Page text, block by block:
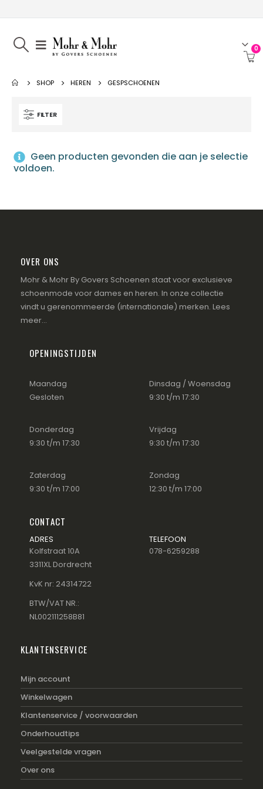
0
SHOP HEREN GESPSCHOENEN
FILTER
Geen producten gevonden die aan je selectie
voldoen.
OVER ONS
Mohr & Mohr By Govers Schoenen staat voor exclusieve
schoenmode voor dames en heren. In onze collectie
vindt u gerenommeerde (internationale) merken. Lees
meer...
OPENINGSTIJDEN
Maandag
Gesloten
Dinsdag / Woensdag
9:30 t/m 17:30
Donderdag
9:30 t/m 17:30
Vrijdag
9:30 t/m 17:30
Zaterdag
9:30 t/m 17:00
Zondag
12:30 t/m 17:00
CONTACT
ADRES
Kolfstraat 10A
3311XL Dordrecht
KvK nr: 24314722
BTW/VAT NR.:
NL002111258B81
TELEFOON
078-6259288
KLANTENSERVICE
Mijn account
Winkelwagen
Klantenservice / voorwaarden
Onderhoudtips
Veelgestelde vragen
Over ons